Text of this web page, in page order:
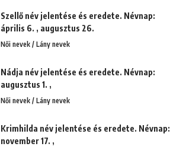
Szellő név jelentése és eredete. Névnap:
április 6. , augusztus 26.
Női nevek / Lány nevek
Nádja név jelentése és eredete. Névnap:
augusztus 1. ,
Női nevek / Lány nevek
Krimhilda név jelentése és eredete. Névnap:
november 17. ,